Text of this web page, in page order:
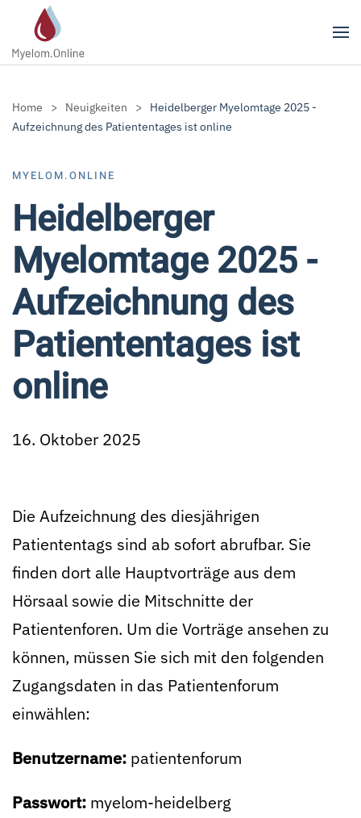
Zum Hauptinhalt springen
Home Neuigkeiten
Heidelberger Myelomtage 2025 -
Aufzeichnung des Patiententages ist online
MYELOM.ONLINE
Heidelberger
Myelomtage 2025 -
Aufzeichnung des
Patiententages ist
online
16. Oktober 2025
Die Aufzeichnung des diesjährigen
Patiententags sind ab sofort abrufbar. Sie
finden dort alle Hauptvorträge aus dem
Hörsaal sowie die Mitschnitte der
Patientenforen. Um die Vorträge ansehen zu
können, müssen Sie sich mit den folgenden
Zugangsdaten in das Patientenforum
einwählen:
Benutzername: patientenforum
Passwort: myelom-heidelberg